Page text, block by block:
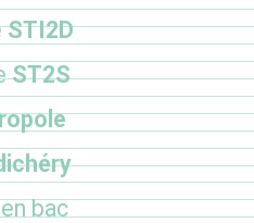
STI2D
ST2S
bac